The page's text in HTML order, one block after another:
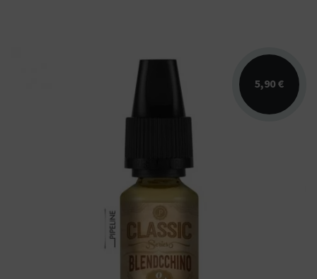
5,90 €
Arômes : blond, vanille, cappuccino.
PIPELINE Classic Series. Disponible en 10ml
et 50ml pour 60ml.